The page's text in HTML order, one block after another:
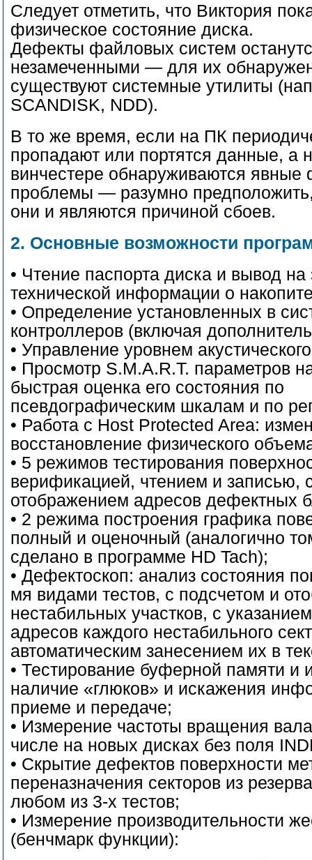
Следует отметить, что Виктория
физическое состояние диска.
Дефекты файловых систем
незамеченными — для их
существуют системные утилиты
SCANDISK, NDD).
В то же время, если на ПК
пропадают или портятся данные, а
винчестере обнаруживаются явные
проблемы — разумно
они и являются причиной сбоев.
2. Основные возможности
• Чтение паспорта диска и вывод на
технической информации о
• Определение установленных в
контроллеров (включая
• Управление уровнем
• Просмотр S.M.A.R.T. параметров
быстрая оценка его состояния по
псевдографическим шкалам и по
• Работа с Host Protected Area:
восстановление физического
• 5 режимов тестирования
верификацией, чтением и записью,
отображением адресов дефектных
• 2 режима построения графика
полный и оценочный (аналогично
сделано в программе HD Tach);
• Дефектоскоп: анализ состояния
мя видами тестов, с подсчетом и
нестабильных участков, с
адресов каждого нестабильного
автоматическим занесением их в
• Тестирование буферной памяти и
наличие «глюков» и искажения
приеме и передаче;
• Измерение частоты вращения
числе на новых дисках без поля
• Скрытие дефектов поверхности
переназначения секторов из
любом из 3-х тестов;
• Измерение производительности
(бенчмарк функции):